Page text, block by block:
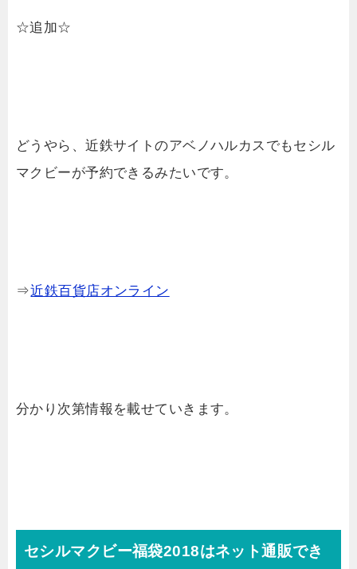
☆追加☆
どうやら、近鉄サイトのアベノハルカスでもセシル
マクビーが予約できるみたいです。
⇒近鉄百貨店オンライン
分かり次第情報を載せていきます。
セシルマクビー福袋2018はネット通販でき